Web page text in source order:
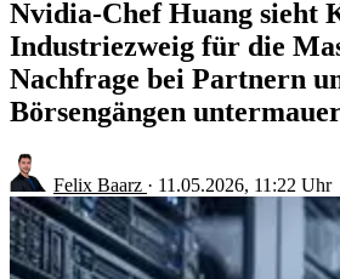
Nvidia-Chef Huang sieht
Industriezweig für die
Nachfrage bei Partnern
Börsengängen
Felix Baarz · 11.05.2026, 11:22 Uhr